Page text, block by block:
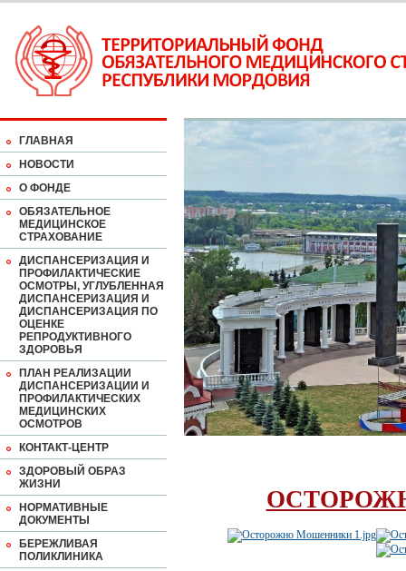
ГЛАВНАЯ
НОВОСТИ
О ФОНДЕ
ОБЯЗАТЕЛЬНОЕ
МЕДИЦИНСКОЕ
СТРАХОВАНИЕ
ДИСПАНСЕРИЗАЦИЯ И
ПРОФИЛАКТИЧЕСКИЕ
ОСМОТРЫ, УГЛУБЛЕННАЯ
ДИСПАНСЕРИЗАЦИЯ И
ДИСПАНСЕРИЗАЦИЯ ПО
ОЦЕНКЕ
РЕПРОДУКТИВНОГО
ЗДОРОВЬЯ
ПЛАН РЕАЛИЗАЦИИ
ДИСПАНСЕРИЗАЦИИ И
ПРОФИЛАКТИЧЕСКИХ
МЕДИЦИНСКИХ
ОСМОТРОВ
КОНТАКТ-ЦЕНТР
ЗДОРОВЫЙ ОБРАЗ
ЖИЗНИ
НОРМАТИВНЫЕ
ДОКУМЕНТЫ
БЕРЕЖЛИВАЯ
ПОЛИКЛИНИКА